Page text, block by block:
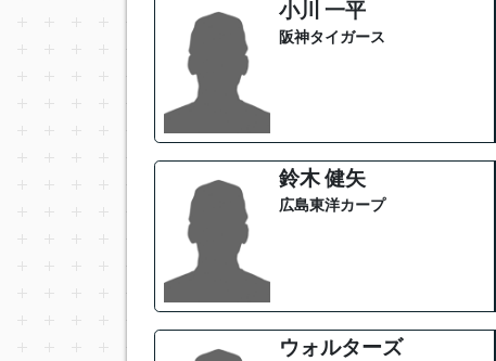
小川 一平
阪神タイガース
鈴木 健矢
広島東洋カープ
ウォルターズ